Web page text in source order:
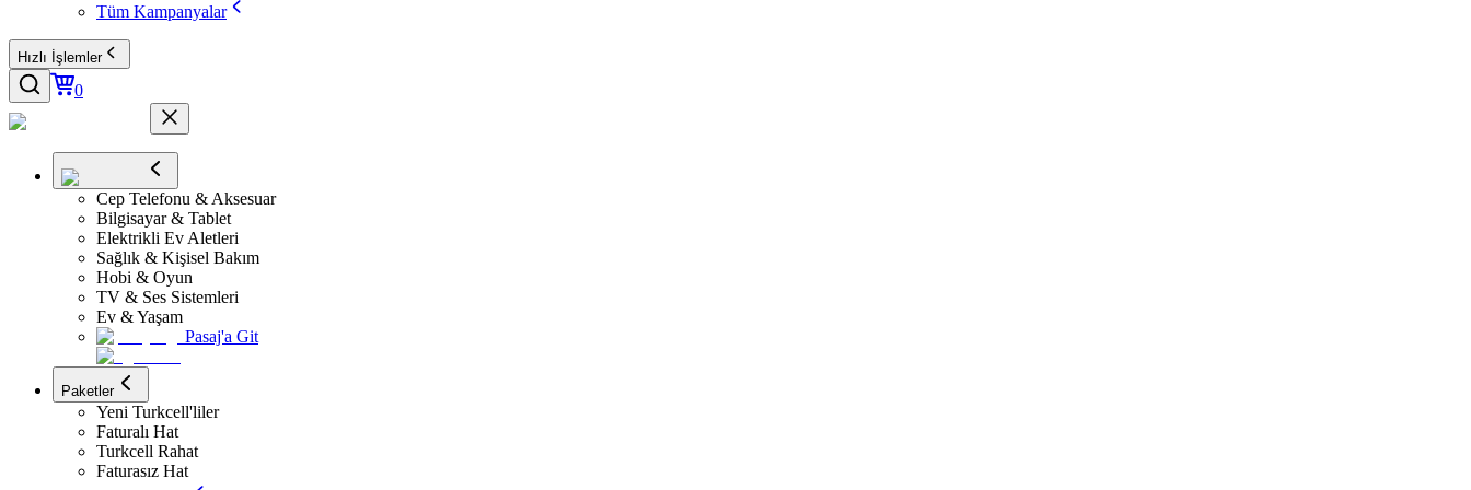
Tüm Kampanyalar
Hızlı İşlemler
0
Cep Telefonu & Aksesuar
Bilgisayar & Tablet
Elektrikli Ev Aletleri
Sağlık & Kişisel Bakım
Hobi & Oyun
TV & Ses Sistemleri
Ev & Yaşam
Pasaj'a Git
Paketler
Yeni Turkcell'liler
Faturalı Hat
Turkcell Rahat
Faturasız Hat